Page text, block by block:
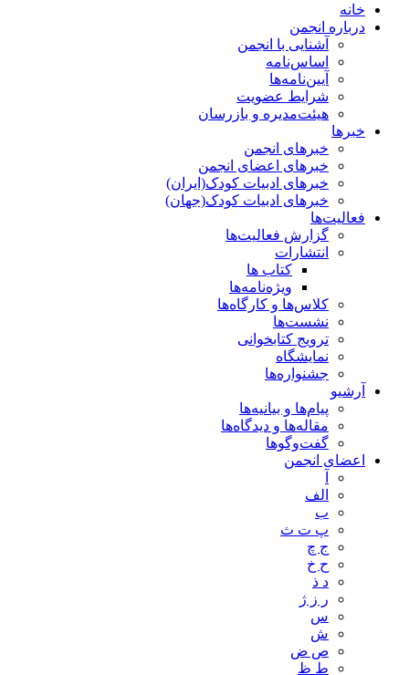
خانه
درباره انجمن
آشنایی با انجمن
اساس‌نامه
آیین‌نامه‌ها
شرایط عضویت
هیئت‌مدیره و بازرسان
خبرها
خبرهای انجمن
خبرهای اعضای انجمن
خبرهای ادبیات کودک(ایران)
خبرهای ادبیات کودک(جهان)
فعالیت‌ها
گزارش فعالیت‌ها
انتشارات
کتاب ها
ویژه‌نامه‌ها
کلاس‌ها و کارگاه‌ها
نشست‌ها
ترویج کتابخوانی
نمایشگاه
جشنواره‌ها
آرشیو
پیام‌ها و بیانیه‌ها
مقاله‌ها و دیدگاه‌ها
گفت‌وگوها
اعضای انجمن
الف
ب
پ ت ث
ج چ
ح خ
د ذ
ر ز ژ
س
ش
ص ض
ط ظ